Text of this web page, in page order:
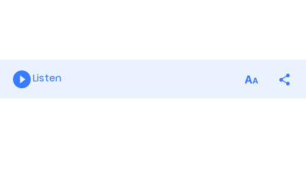
Listen